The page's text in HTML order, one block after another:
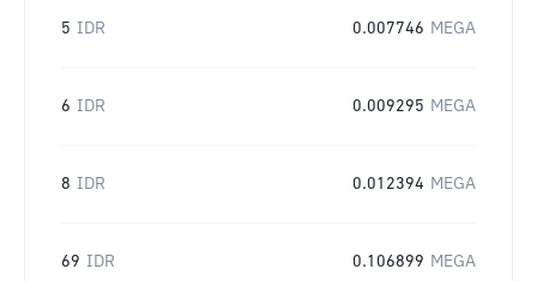
5 IDR 0.007746 MEGA
6 IDR 0.009295 MEGA
8 IDR 0.012394 MEGA
69 IDR 0.106899 MEGA